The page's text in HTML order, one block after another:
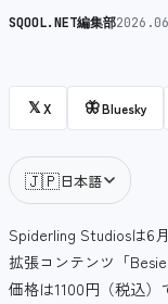
SQOOL.NET編集部
𝕏X 🦋Bluesky
🇯🇵日本語
Spiderling Studiosは6
拡張コンテンツ「
価格は1100円（税込）